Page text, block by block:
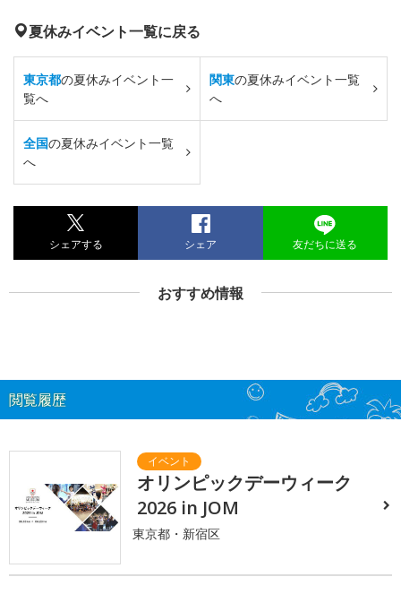
夏休みイベント一覧に戻る
東京都の夏休みイベント一
覧へ
関東の夏休みイベント一覧
へ
全国の夏休みイベント一覧
へ
シェアする シェア 友だちに送る
おすすめ情報
閲覧履歴
オリンピックデーウィーク
2026 in JOM
東京都・新宿区